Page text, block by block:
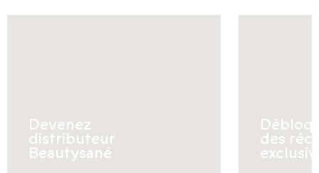
Devenez
distributeur
Beautysané
des